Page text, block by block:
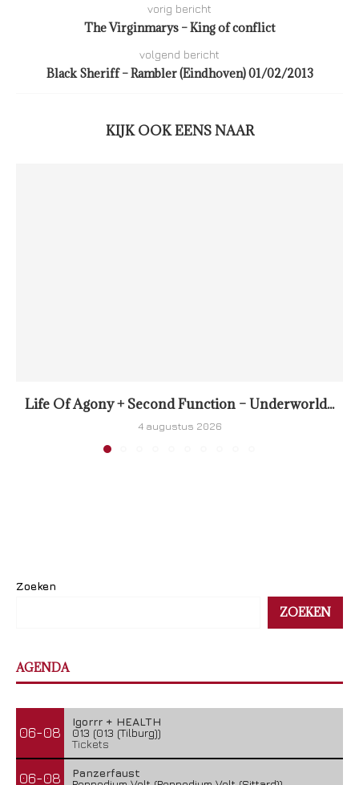
vorig bericht
The Virginmarys – King of conflict
volgend bericht
Black Sheriff – Rambler (Eindhoven) 01/02/2013
KIJK OOK EENS NAAR
Life Of Agony + Second Function – Underworld...
4 augustus 2026
Zoeken
ZOEKEN
AGENDA
06-08
Igorrr + HEALTH
013 (013 (Tilburg))
Tickets
06-08
Panzerfaust